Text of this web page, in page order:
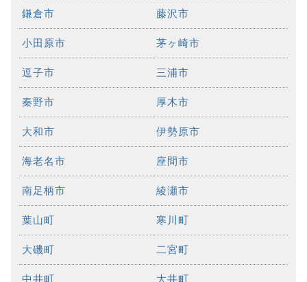
鎌倉市 藤沢市
小田原市 茅ヶ崎市
逗子市 三浦市
秦野市 厚木市
大和市 伊勢原市
海老名市 座間市
南足柄市 綾瀬市
葉山町 寒川町
大磯町 二宮町
中井町 大井町